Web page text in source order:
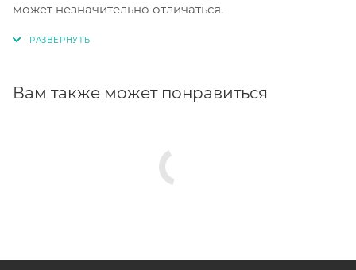
может незначительно отличаться.
Вам также может понравиться